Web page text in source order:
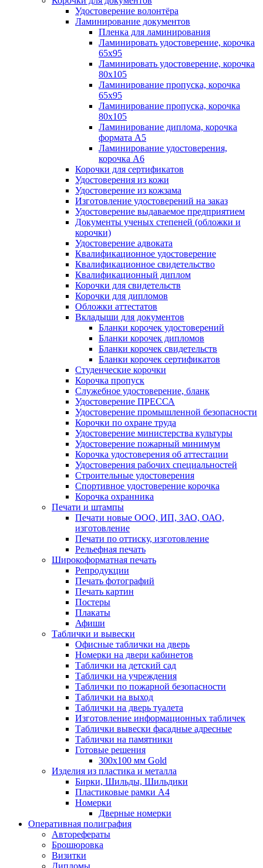
Удостоверение волонтёра
Ламинирование документов
Пленка для ламинирования
Ламинировать удостоверение, корочка
65х95
Ламинировать удостоверение, корочка
80х105
Ламинирование пропуска, корочка
65х95
Ламинирование пропуска, корочка
80х105
Ламинирование диплома, корочка
формата А5
Ламинирование удостоверения,
корочка А6
Корочки для сертификатов
Удостоверения из кожи
Удостоверение из кожзама
Изготовление удостоверений на заказ
Удостоверение выдаваемое предприятием
Документы ученых степеней (обложки и
корочки)
Удостоверение адвоката
Квалификационное удостоверение
Квалификационное свидетельство
Квалификационный диплом
Корочки для свидетельств
Корочки для дипломов
Обложки аттестатов
Вкладыши для документов
Бланки корочек удостоверений
Бланки корочек дипломов
Бланки корочек свидетельств
Бланки корочек сертификатов
Студенческие корочки
Корочка пропуск
Служебное удостоверение, бланк
Удостоверение ПРЕССА
Удостоверение промышленной безопасности
Корочки по охране труда
Удостоверение министерства культуры
Удостоверение пожарный минимум
Корочка удостоверения об аттестации
Удостоверения рабочих специальностей
Строительные удостоверения
Спортивное удостоверение корочка
Корочка охранника
Печати и штампы
Печати новые ООО, ИП, ЗАО, ОАО,
изготовление
Печати по оттиску, изготовление
Рельефная печать
Широкоформатная печать
Репродукции
Печать фотографий
Печать картин
Постеры
Плакаты
Афиши
Таблички и вывески
Офисные таблички на дверь
Номерки на двери кабинетов
Таблички на детский сад
Таблички на учреждения
Таблички по пожарной безопасности
Таблички на выход
Таблички на дверь туалета
Изготовление информационных табличек
Таблички вывески фасадные адресные
Таблички на памятники
Готовые решения
300x100 мм Gold
Изделия из пластика и металла
Бирки, Шильды, Шильдики
Пластиковые рамки А4
Номерки
Дверные номерки
Оперативная полиграфия
Авторефераты
Брошюровка
Визитки
Дипломы